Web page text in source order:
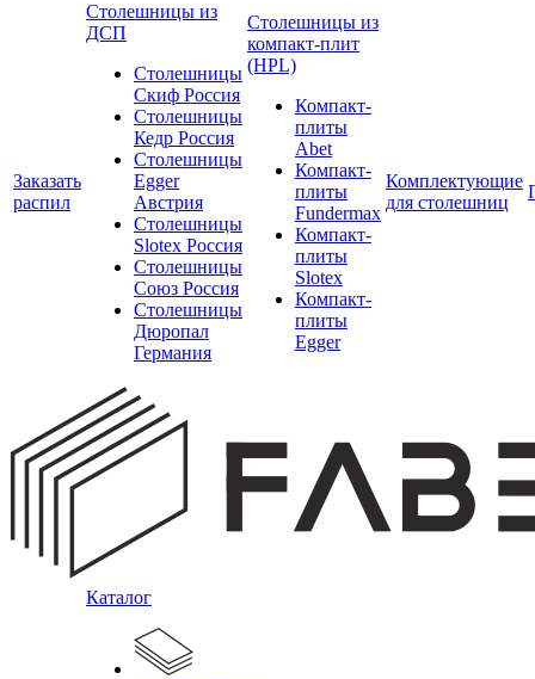
Заказать
распил
Столешницы из
ДСП
Столешницы
Скиф Россия
Столешницы
Кедр Россия
Столешницы
Egger
Австрия
Столешницы
Slotex Россия
Столешницы
Союз Россия
Столешницы
Дюропал
Германия
Столешницы из
компакт-плит
(HPL)
Компакт-
плиты
Abet
Компакт-
плиты
Fundermax
Компакт-
плиты
Slotex
Компакт-
плиты
Egger
Комплектующие
для столешниц
Каталог